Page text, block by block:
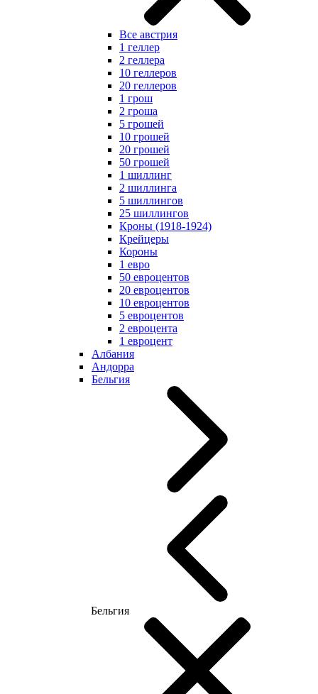
Все австрия
1 геллер
2 геллера
10 геллеров
20 геллеров
1 грош
2 гроша
5 грошей
10 грошей
20 грошей
50 грошей
1 шиллинг
2 шиллинга
5 шиллингов
25 шиллингов
Кроны (1918-1924)
Крейцеры
Короны
1 евро
50 евроцентов
20 евроцентов
10 евроцентов
5 евроцентов
2 евроцента
1 евроцент
Албания
Андорра
Бельгия
Бельгия